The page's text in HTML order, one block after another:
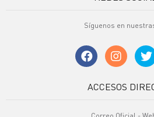
Síguenos en
ACCESOS